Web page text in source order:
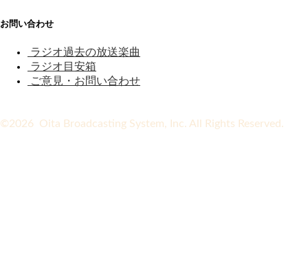
お問い合わせ
ラジオ過去の放送楽曲
ラジオ目安箱
ご意見・お問い合わせ
©2026 Oita Broadcasting System, Inc. All Rights Reserved.